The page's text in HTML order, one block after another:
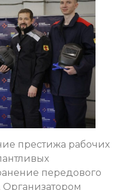
престижа рабочих
передового
Организатором